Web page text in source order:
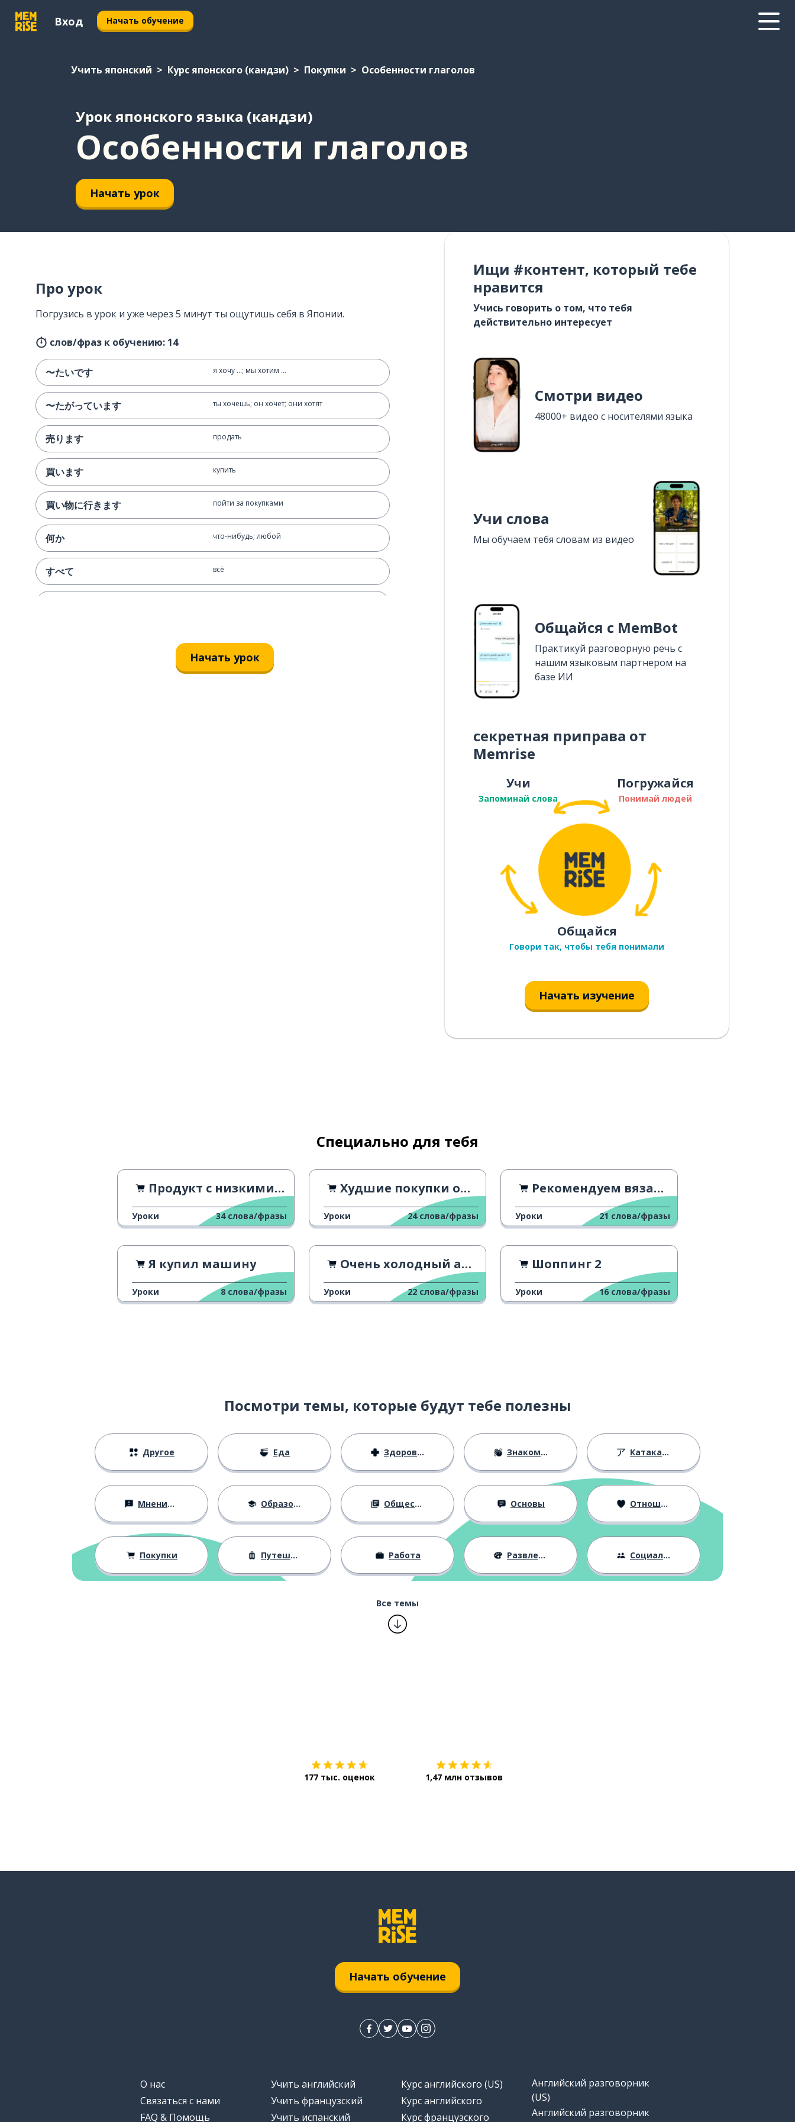
Вход Начать обучение
Учить японский Курс японского (кандзи) Покупки Особенности глаголов
Урок японского языка (кандзи)
Особенности глаголов
Начать урок
Про урок
Погрузись в урок и уже через 5 минут ты ощутишь себя в Японии.
слов/фраз к обучению: 14
〜たいです я хочу ...; мы хотим ...
〜たがっています ты хочешь; он хочет; они хотят
売ります продать
買います купить
買い物に行きます пойти за покупками
何か что-нибудь; любой
すべて всё
Начать урок
Ищи #контент, который тебе
нравится
Учись говорить о том, что тебя
действительно интересует
Смотри видео
48000+ видео с носителями языка
Учи слова
Мы обучаем тебя словам из видео
Общайся с MemBot
Практикуй разговорную речь с
нашим языковым партнером на
базе ИИ
секретная приправа от
Memrise
Учи
Запоминай слова
Погружайся
Понимай людей
Общайся
Говори так, чтобы тебя понимали
Начать изучение
Специально для тебя
Продукт с низкими экономическими показателями
Уроки 34 слова/фразы
Худшие покупки одежды онлайн
Уроки 24 слова/фразы
Рекомендуем вязаную одежду
Уроки 21 слова/фразы
Я купил машину
Уроки 8 слова/фразы
Очень холодный автомат для продажи Кока-колы
Уроки 22 слова/фразы
Шоппинг 2
Уроки 16 слова/фразы
Посмотри темы, которые будут тебе полезны
Другое Еда Здоровье Знакомство Катакана
Мнения и убеждения Образование Общество Основы Отношения
Покупки Путешествия Работа Развлечения Социальная жизнь
Все темы
177 тыс. оценок 1,47 млн отзывов
Начать обучение
О нас
Связаться с нами
FAQ & Помощь
Учить английский
Учить французский
Учить испанский
Курс английского (US)
Курс английского
Курс французского
Английский разговорник
(US)
Английский разговорник